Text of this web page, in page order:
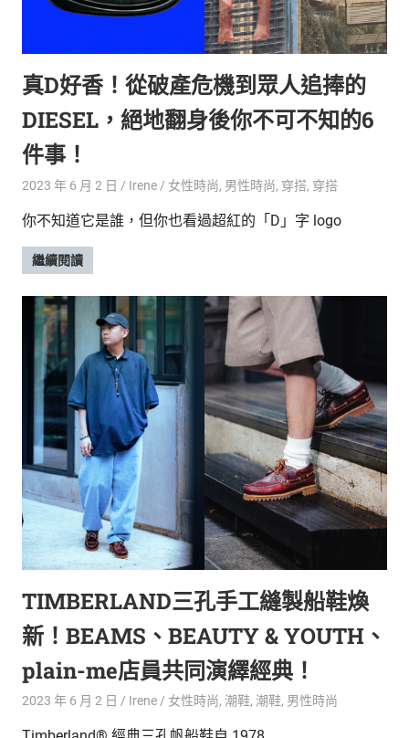
真D好香！從破產危機到眾人追捧的
DIESEL，絕地翻身後你不可不知的6
件事！
2023 年 6 月 2 日 Irene 女性時尚, 男性時尚, 穿搭, 穿搭
你不知道它是誰，但你也看過超紅的「D」字 logo
繼續閱讀
TIMBERLAND三孔手工縫製船鞋煥
新！BEAMS、BEAUTY & YOUTH、
plain-me店員共同演繹經典！
2023 年 6 月 2 日 Irene 女性時尚, 潮鞋, 潮鞋, 男性時尚